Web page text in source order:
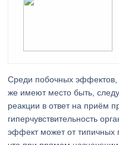
Среди побочных эффектов,
же имеют место быть,
реакции в ответ на приём
гиперчувствительность
эффект может от типичных